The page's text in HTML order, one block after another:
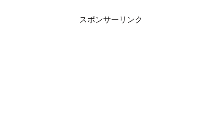
スポンサーリンク